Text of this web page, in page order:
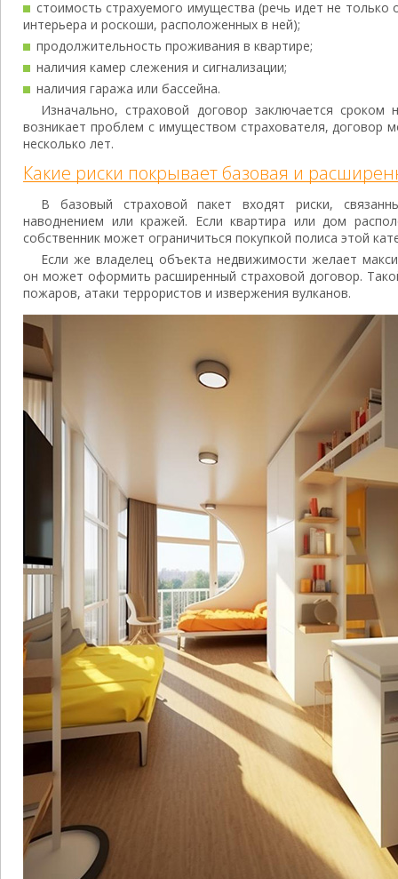
стоимость страхуемого имущества (речь идет не
интерьера и роскоши, расположенных в ней);
продолжительность проживания в квартире;
наличия камер слежения и сигнализации;
наличия гаража или бассейна.
Изначально, страховой договор заключается
возникает проблем с имуществом страхователя, договор
несколько лет.
Какие риски покрывает базовая и
В базовый страховой пакет входят риски,
наводнением или кражей. Если квартира или дом
собственник может ограничиться покупкой полиса этой
Если же владелец объекта недвижимости желает
он может оформить расширенный страховой договор.
пожаров, атаки террористов и извержения вулканов.